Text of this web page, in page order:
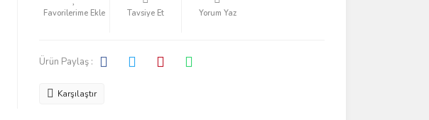
Tavsiye Et Yorum Yaz
Ürün Paylaş :
Karşılaştır